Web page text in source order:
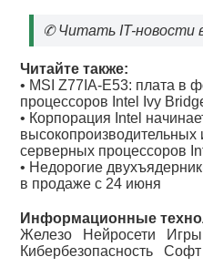
✆Читать IT-новости
Читайте также:
• MSI Z77IA-E53: плата в
процессоров Intel Ivy
• Корпорация Intel
высокопроизводительных
серверных процессоров
• Недорогие
в продаже с 24 июня
Информационные
Железо
Нейросети Игры
Кибербезопасность
Софт